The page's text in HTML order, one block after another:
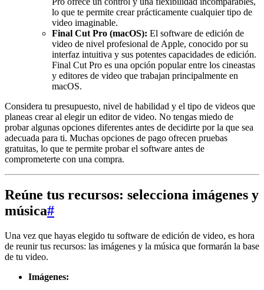
lo que te permite crear prácticamente cualquier tipo de
video imaginable.
Final Cut Pro (macOS): El software de edición de
video de nivel profesional de Apple, conocido por su
interfaz intuitiva y sus potentes capacidades de edición.
Final Cut Pro es una opción popular entre los cineastas
y editores de video que trabajan principalmente en
macOS.
Considera tu presupuesto, nivel de habilidad y el tipo de videos que
planeas crear al elegir un editor de video. No tengas miedo de
probar algunas opciones diferentes antes de decidirte por la que sea
adecuada para ti. Muchas opciones de pago ofrecen pruebas
gratuitas, lo que te permite probar el software antes de
comprometerte con una compra.
Reúne tus recursos: selecciona imágenes y
música#
Una vez que hayas elegido tu software de edición de video, es hora
de reunir tus recursos: las imágenes y la música que formarán la base
de tu video.
Imágenes: